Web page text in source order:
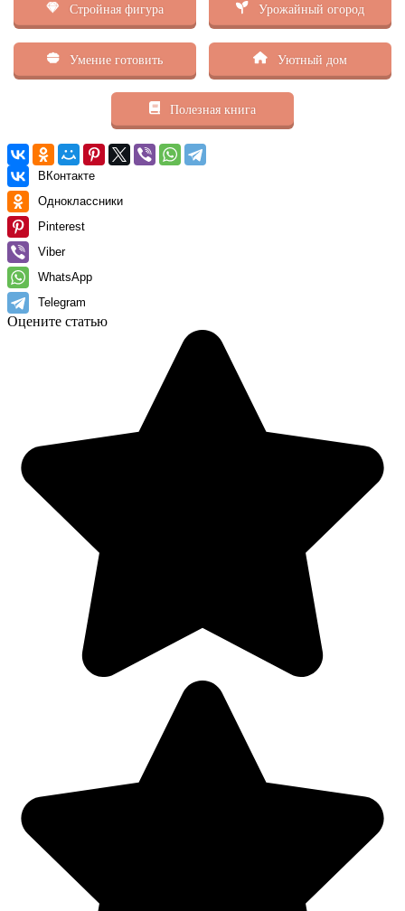
Стройная фигура Урожайный огород
Умение готовить Уютный дом
Полезная книга
ВКонтакте
Одноклассники
Pinterest
Viber
WhatsApp
Telegram
Оцените статью